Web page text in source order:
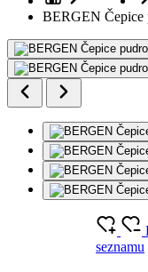
BERGEN Čepice
seznamu